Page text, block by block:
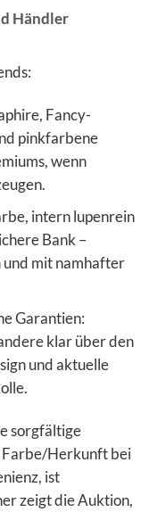
Händler
Fancy-
pinkfarbene
wenn
intern lupenrein
Bank –
und mit namhafter
Garantien:
klar über den
und aktuelle
sorgfältige
Farbe/Herkunft bei
ist
zeigt die Auktion,